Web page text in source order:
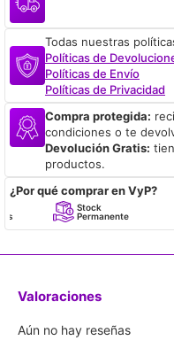
Todas nuestras
Políticas de
Políticas de Envío
Políticas de Privacidad
Compra protegida:
condiciones o te
Devolución Gratis:
productos.
¿Por qué comprar en VyP?
Stock
Permanente
Valoraciones
Aún no hay reseñas